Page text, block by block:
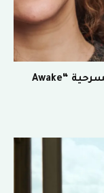
ميكايلا دايموند وويل بولن ينضمان إلى مسرحية “Awake